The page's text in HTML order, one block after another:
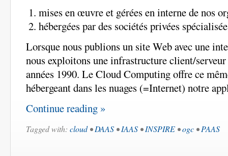
mises en œuvre et gérées en interne de nos
hébergées par des sociétés privées
Lorsque nous publions un site Web avec une
nous exploitons une infrastructure client/
années 1990. Le Cloud Computing offre ce
hébergeant dans les nuages (=Internet) notre
Continue reading »
Tagged with: cloud•DAAS •IAAS •INSPIRE •ogc •PAAS